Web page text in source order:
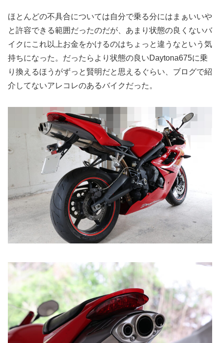
ほとんどの不具合については自分で乗る分にはまぁいいや
と許容できる範囲だったのだが、あまり状態の良くないバ
イクにこれ以上お金をかけるのはちょっと違うなという気
持ちになった。だったらより状態の良いDaytona675に乗
り換えるほうがずっと賢明だと思えるぐらい、ブログで紹
介してないアレコレのあるバイクだった。